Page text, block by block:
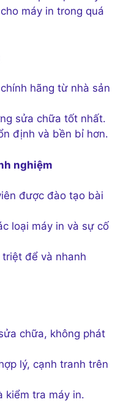
máy in trong quá
hãng từ nhà sản
sửa chữa tốt nhất.
định và bền bỉ hơn.
nghiệm
được đào tạo bài
loại máy in và sự cố
để và nhanh
chữa, không phát
lý, cạnh tranh trên
kiểm tra máy in.